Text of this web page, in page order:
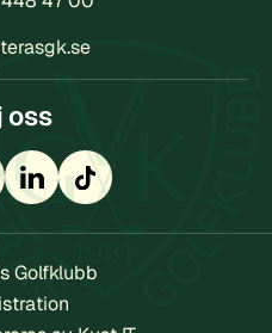
oss
Golfklubb